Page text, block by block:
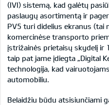
(IVI) sistemą, kad galėtų
paslaugų asortimentą ir
PV5 turi didelius ekranus (tai
komercinėse transporto
įstrižainės prietaisų skydelį ir
taip pat jame įdiegta „Digital
technologija, kad
automobiliu.
Belaidžiu būdu atsisiunčiami